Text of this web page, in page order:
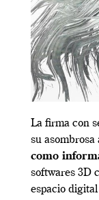
La firma con
su asombrosa
como
softwares 3D
espacio